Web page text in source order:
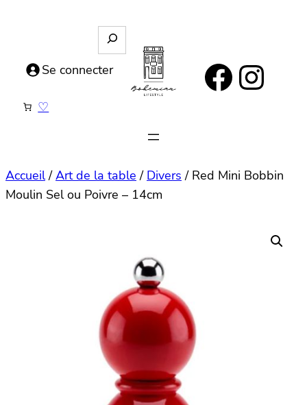
https://www.facebook.com/bohemianlifestyle.be Instagram
e
c
e
Se connecter
♡
Accueil/Art de la table / Divers / Red Mini Bobbin
Moulin Sel ou Poivre – 14cm